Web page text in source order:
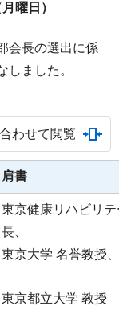
曜日）
会長の選出に係
しました。
わせて閲覧
肩書
東京健康リハビリテー
長、
東京大学 名誉教授、
東京都立大学 教授